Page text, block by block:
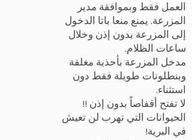
العمل فقط وبموافقة مدير
المزرعة. يمنع منعا باتا الدخول
إلى المزرعة بدون إذن وخلال
ساعات الظلام.
مدخل المزرعة بأحذية مغلقة
وبنطلونات طويلة فقط دون
استثناء.
لا تفتح أقفاصاً بدون إذن !!
الحيوانات التي تهرب لن تعيش
في البرية!